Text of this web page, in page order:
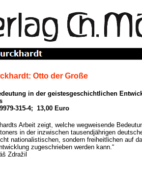
: Otto der Große
in der geistesgeschichtlichen
315-4; 13,00 Euro
Arbeit zeigt, welche wegweisende
in der inzwischen tausendjährigen
nationalistischen, sondern freiheitlichen auf
zugeschrieben werden kann.“
Zdražil